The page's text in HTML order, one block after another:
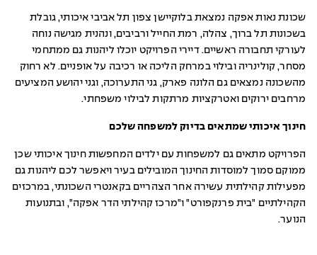
שכונת נאות אפקה נמצאת בלוקיישן צפון תל אביבי איכותי, גובלת
בשכונות תל ברוך, צהלה, רמת החייל ורביבים, ונהנית מגישה נוחה
לעורקי תחבורה ראשיים. דיירי הפרויקט יוכלו ליהנות גם ממתחמי
מסחר, קולינריה ובילוי במרחק הליכה או רכיבה על אופניים. לא רחוק
מהשכונה נמצאים גם הלונה פארק, גני התערוכה, וגני יהושע המציעים
מרחבים ירוקים ואטרקציות מרתקות לבילוי משפחתי.
חינוך איכותי שמתאים בדיוק למשפחה שלכם
הפרויקט מתאים גם למשפחות עם ילדים המחפשות חינוך איכותי שכן
ממוקם סמוך למוסדות החינוך המובילים בעיר ויאפשר לכם ליהנות גם
מפעילות קהילתית עשירה אחר הצהריים בקאנטרי השכונתי, במרכזים
הקהילתיים "בית פרנקפורט" ו"מרכז קהילתי הדר אפקה", ובתנועות
הנוער.